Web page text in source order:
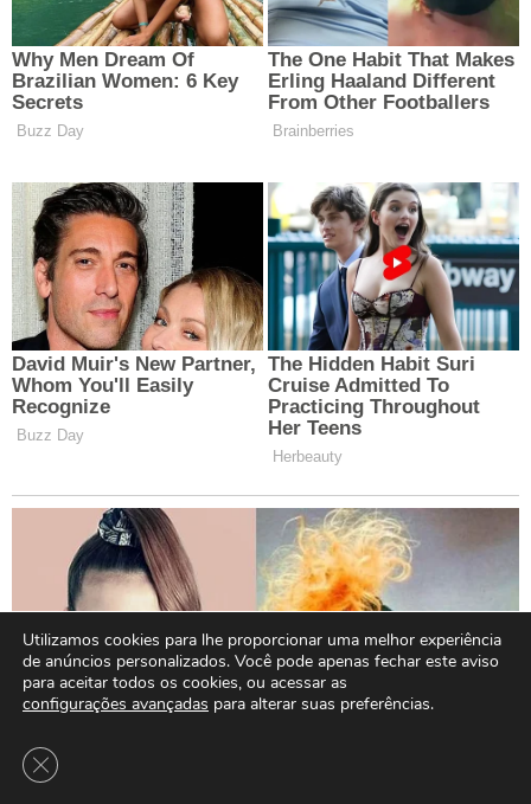
Utilizamos cookies para lhe proporcionar uma melhor experiência
de anúncios personalizados. Você pode apenas fechar este aviso
para aceitar todos os cookies, ou acessar as
configurações avançadas para alterar suas preferências.
Close GDPR Cookie Banner